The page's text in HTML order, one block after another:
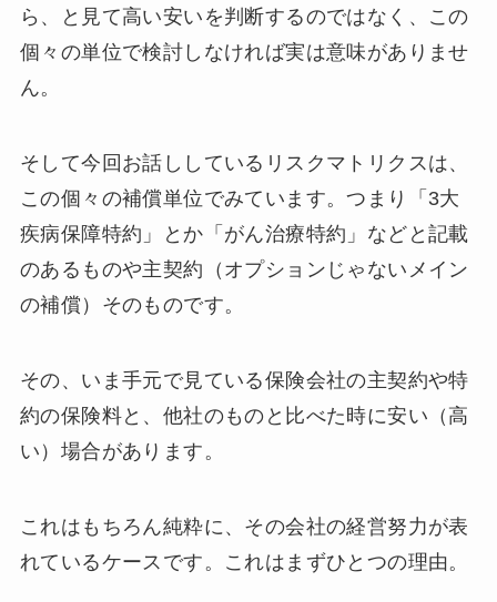
ら、と見て高い安いを判断するのではなく、この
個々の単位で検討しなければ実は意味がありませ
ん。
そして今回お話ししているリスクマトリクスは、
この個々の補償単位でみています。つまり「3大
疾病保障特約」とか「がん治療特約」などと記載
のあるものや主契約（オプションじゃないメイン
の補償）そのものです。
その、いま手元で見ている保険会社の主契約や特
約の保険料と、他社のものと比べた時に安い（高
い）場合があります。
これはもちろん純粋に、その会社の経営努力が表
れているケースです。これはまずひとつの理由。